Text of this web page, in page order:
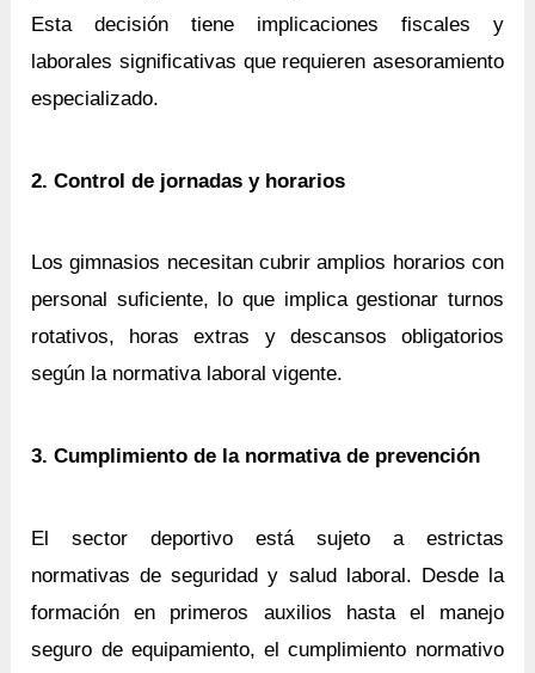
Esta decisión tiene implicaciones fiscales y
laborales significativas que requieren asesoramiento
especializado.
2. Control de jornadas y horarios
Los gimnasios necesitan cubrir amplios horarios con
personal suficiente, lo que implica gestionar turnos
rotativos, horas extras y descansos obligatorios
según la normativa laboral vigente.
3. Cumplimiento de la normativa de prevención
El sector deportivo está sujeto a estrictas
normativas de seguridad y salud laboral. Desde la
formación en primeros auxilios hasta el manejo
seguro de equipamiento, el cumplimiento normativo